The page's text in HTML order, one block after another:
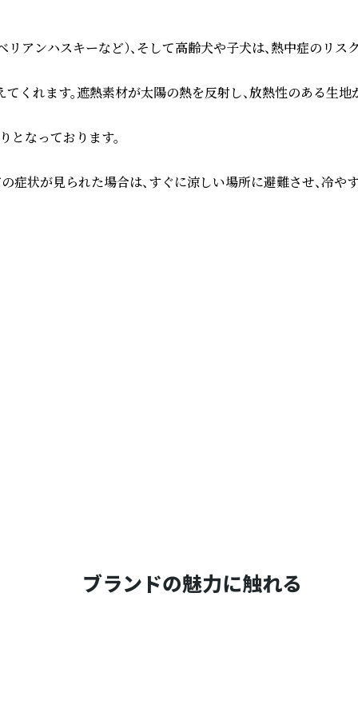
アンハスキーなど）、そして高齢犬や子犬は、熱中症
れます。遮熱素材が太陽の熱を反射し、放熱性のある
となっております。
症状が見られた場合は、すぐに涼しい場所に避難させ、冷
ブランドの魅力に触れる